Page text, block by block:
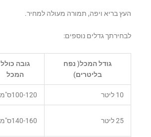
העץ בריא ויפה, תמורה מעולה למחיר.
לבחירתך גדלים נוספים:
גודל המכל( נפח
בליטרים)
גובה כולל
המכל
10 ליטר 100-120ס"מ
25 ליטר 140-160ס"מ